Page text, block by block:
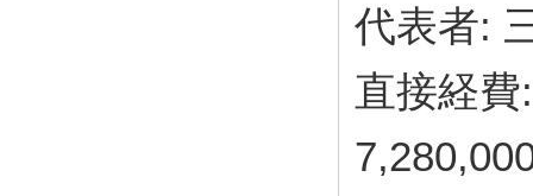
代表者:
直接経